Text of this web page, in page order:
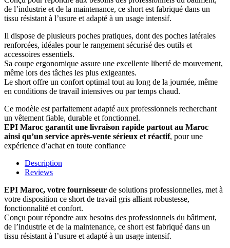
de l’industrie et de la maintenance, ce short est fabriqué dans un
tissu résistant à l’usure et adapté à un usage intensif.
Il dispose de plusieurs poches pratiques, dont des poches latérales
renforcées, idéales pour le rangement sécurisé des outils et
accessoires essentiels.
Sa coupe ergonomique assure une excellente liberté de mouvement,
même lors des tâches les plus exigeantes.
Le short offre un confort optimal tout au long de la journée, même
en conditions de travail intensives ou par temps chaud.
Ce modèle est parfaitement adapté aux professionnels recherchant
un vêtement fiable, durable et fonctionnel.
EPI Maroc garantit une livraison rapide partout au Maroc
ainsi qu’un service après-vente sérieux et réactif, pour une
expérience d’achat en toute confiance
Description
Reviews
EPI Maroc, votre fournisseur de solutions professionnelles, met à
votre disposition ce short de travail gris alliant robustesse,
fonctionnalité et confort.
Conçu pour répondre aux besoins des professionnels du bâtiment,
de l’industrie et de la maintenance, ce short est fabriqué dans un
tissu résistant à l’usure et adapté à un usage intensif.